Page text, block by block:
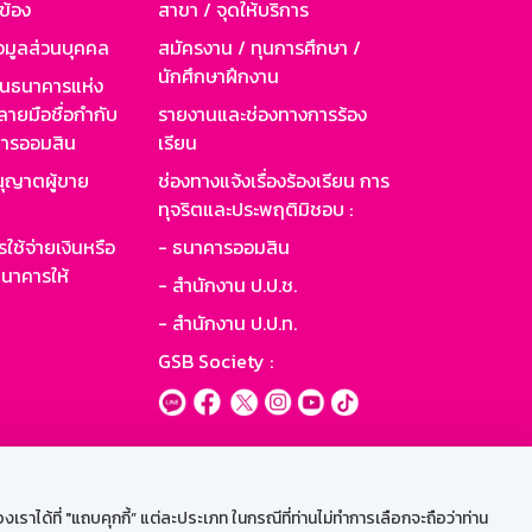
ได้ที่ "แถบคุกกี้” แต่ละประเภท ในกรณีที่ท่านไม่ทำการเลือกจะถือว่าท่าน
อง
มูลส่วนบุคคล
นาคารแห่ง
ายมือชื่อกำกับ
รออมสิน
ญาตผู้ขาย
ช้จ่ายเงินหรือ
คารให้
สาขา / จุดให้บริการ
สมัครงาน / ทุนการศึกษา /
นักศึกษาฝึกงาน
รายงานและช่องทางการร้อง
เรียน
ช่องทางแจ้งเรื่องร้องเรียน การ
ทุจริตและประพฤติมิชอบ :
- ธนาคารออมสิน
- สำนักงาน ป.ป.ช.
- สำนักงาน ป.ป.ท.
GSB Society :